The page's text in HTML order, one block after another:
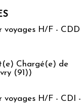
voyages H/F - CDD
Chargé(e) de
(91))
voyages H/F - CDI -